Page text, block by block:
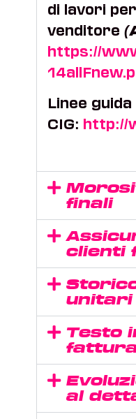
di lavori
venditore
https://
Linee guida
CIG: http://
finali
clienti
unitari
Testo
al